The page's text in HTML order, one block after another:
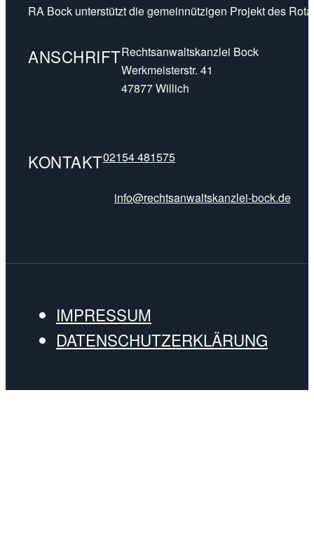
RA Bock unterstützt die gemeinnützigen Projekt des
ANSCHRIFTRechtsanwaltskanzlei Bock
Werkmeisterstr. 41
47877 Willich
KONTAKT02154 481575
info@rechtsanwaltskanzlei-bock.de
IMPRESSUM
DATENSCHUTZERKLÄRUNG